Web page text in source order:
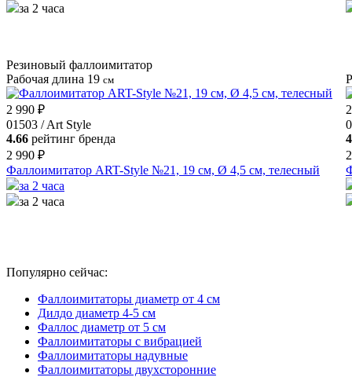
за 2 часа
Резиновый фаллоимитатор
Рабочая длина 19 см
2 990 ₽
01503 / Art Style
4.66 рейтинг бренда
2 990 ₽
Фаллоимитатор ART-Style №21, 19 см, Ø 4,5 см, телесный
за 2 часа
за 2 часа
Популярно сейчас:
Фаллоимитаторы диаметр от 4 см
Дилдо диаметр 4-5 см
Фаллос диаметр от 5 см
Фаллоимитаторы с вибрацией
Фаллоимитаторы надувные
Фаллоимитаторы двухсторонние